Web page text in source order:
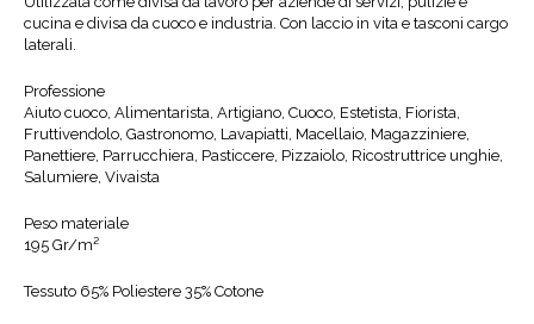
cucina e divisa da cuoco e industria. Con laccio in vita e tasconi cargo
laterali.
Professione
Aiuto cuoco, Alimentarista, Artigiano, Cuoco, Estetista, Fiorista,
Fruttivendolo, Gastronomo, Lavapiatti, Macellaio, Magazziniere,
Panettiere, Parrucchiera, Pasticcere, Pizzaiolo, Ricostruttrice unghie,
Salumiere, Vivaista
Peso materiale
195 Gr/m²
Tessuto 65% Poliestere 35% Cotone